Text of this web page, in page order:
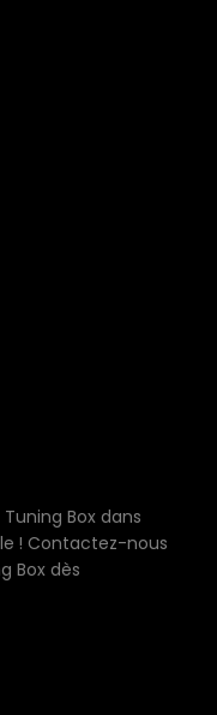
Box dans
! Contactez-nous
Box dès